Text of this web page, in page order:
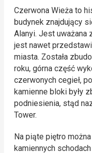
Czerwona Wieża to
budynek znajdujący
Alanyi. Jest uważana
jest nawet
miasta. Została
roku, górna część
czerwonych cegieł,
kamienne bloki były
podniesienia, stąd
Tower.
Na piąte piętro
kamiennych